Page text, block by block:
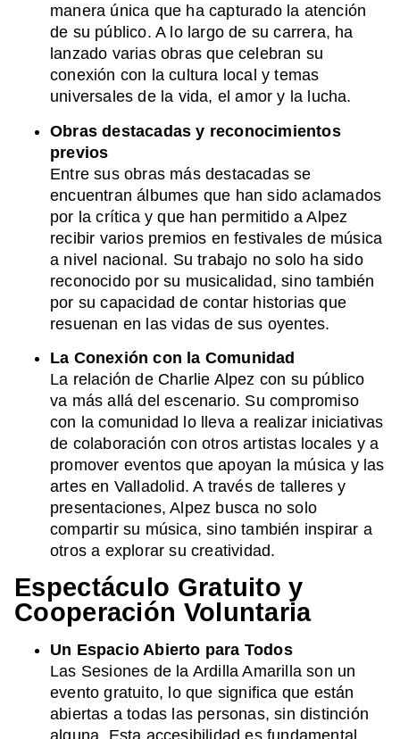
manera única que ha capturado la atención
de su público. A lo largo de su carrera, ha
lanzado varias obras que celebran su
conexión con la cultura local y temas
universales de la vida, el amor y la lucha.
Obras destacadas y reconocimientos
previos
Entre sus obras más destacadas se
encuentran álbumes que han sido aclamados
por la crítica y que han permitido a Alpez
recibir varios premios en festivales de música
a nivel nacional. Su trabajo no solo ha sido
reconocido por su musicalidad, sino también
por su capacidad de contar historias que
resuenan en las vidas de sus oyentes.
La Conexión con la Comunidad
La relación de Charlie Alpez con su público
va más allá del escenario. Su compromiso
con la comunidad lo lleva a realizar iniciativas
de colaboración con otros artistas locales y a
promover eventos que apoyan la música y las
artes en Valladolid. A través de talleres y
presentaciones, Alpez busca no solo
compartir su música, sino también inspirar a
otros a explorar su creatividad.
Espectáculo Gratuito y
Cooperación Voluntaria
Un Espacio Abierto para Todos
Las Sesiones de la Ardilla Amarilla son un
evento gratuito, lo que significa que están
abiertas a todas las personas, sin distinción
alguna. Esta accesibilidad es fundamental